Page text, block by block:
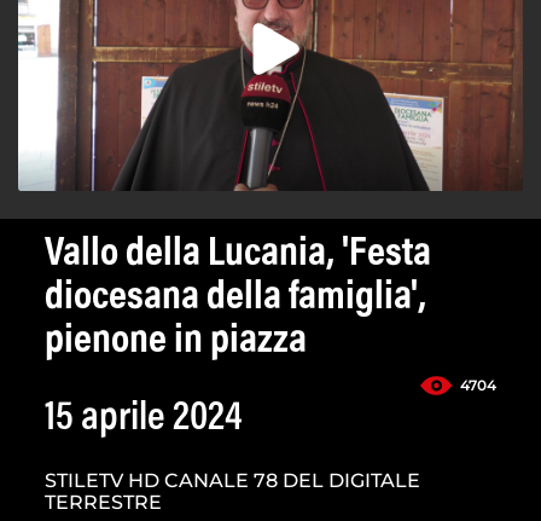
Vallo della Lucania, 'Festa
diocesana della famiglia',
pienone in piazza
4704
15 aprile 2024
STILETV HD CANALE 78 DEL DIGITALE
TERRESTRE